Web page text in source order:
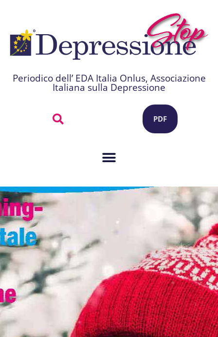
Periodico dell’ EDA Italia Onlus, Associazione
Italiana sulla Depressione
PDF